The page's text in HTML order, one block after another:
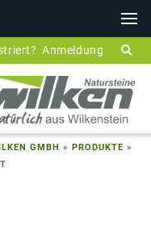
Anmeldung
GMBH » PRODUKTE »